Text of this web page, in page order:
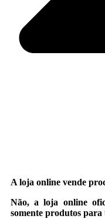
A loja online vende
Não, a loja online
somente produtos para